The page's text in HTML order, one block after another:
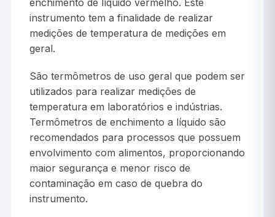
instrumento tem a finalidade de realizar
medições de temperatura de medições em
geral.
São termômetros de uso geral que podem ser
utilizados para realizar medições de
temperatura em laboratórios e indústrias.
Termômetros de enchimento a líquido são
recomendados para processos que possuem
envolvimento com alimentos, proporcionando
maior segurança e menor risco de
contaminação em caso de quebra do
instrumento.